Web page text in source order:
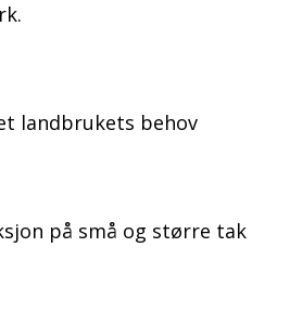
landbrukets behov
på små og større tak